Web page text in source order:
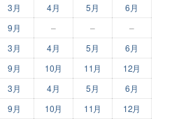
3月 4月 5月
6月
9月 – – –
3月 4月 5月
6月
9月 10月 11月 12月
3月 4月 5月
6月
9月 10月 11月 12月